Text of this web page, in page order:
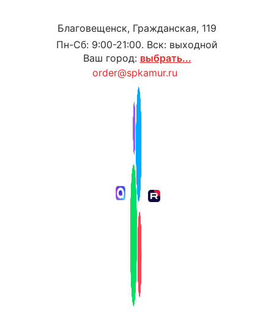
Благовещенск, Гражданская, 119
Пн-Сб: 9:00-21:00. Вск: выходной
Ваш город: выбрать...
order@spkamur.ru